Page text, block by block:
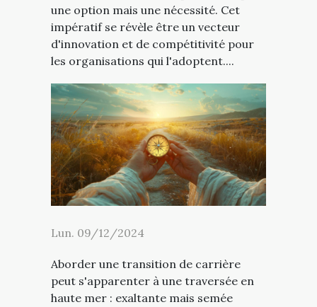
une option mais une nécessité. Cet
impératif se révèle être un vecteur
d'innovation et de compétitivité pour
les organisations qui l'adoptent....
Lun. 09/12/2024
Aborder une transition de carrière
peut s'apparenter à une traversée en
haute mer : exaltante mais semée